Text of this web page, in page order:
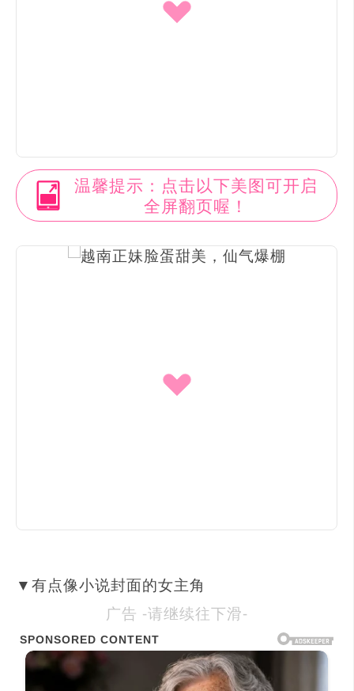
温馨提示：点击以下美图可开启
全屏翻页喔！
▼有点像小说封面的女主角
广告 -请继续往下滑-